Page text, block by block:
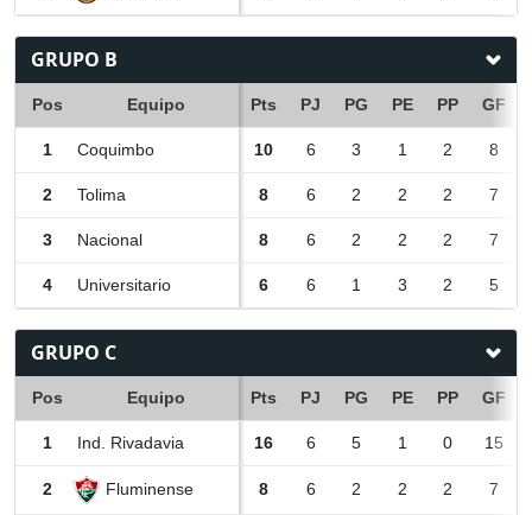
GRUPO B
Pos Equipo Pts PJ PG PE PP GF
1 Coquimbo 10 6 3 1 2 8
2 Tolima 8 6 2 2 2 7
3 Nacional 8 6 2 2 2 7
4 Universitario 6 6 1 3 2 5
GRUPO C
Pos Equipo Pts PJ PG PE PP GF
1 Ind. Rivadavia 16 6 5 1 0 15
2 Fluminense 8 6 2 2 2 7